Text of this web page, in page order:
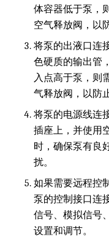
体容器低于泵，
空气释放阀，以
将泵的出液口连
色硬质的输出管
入点高于泵，则
气释放阀，以防
将泵的电源线连
插座上，并使用
时，确保泵有良
扰。
如果需要远程控
泵的控制接口连
信号、模拟信号
设置和调节。